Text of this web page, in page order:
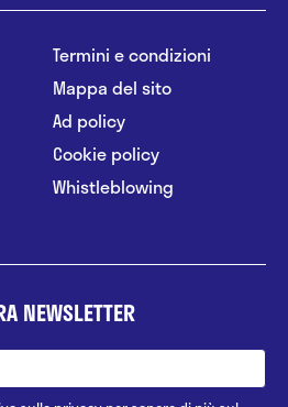
Termini e condizioni
Mappa del sito
Ad policy
Cookie policy
Whistleblowing
NEWSLETTER